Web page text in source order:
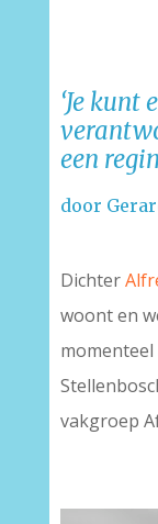
‘Je kunt
een
door
Dichter
woont en
vakgroep